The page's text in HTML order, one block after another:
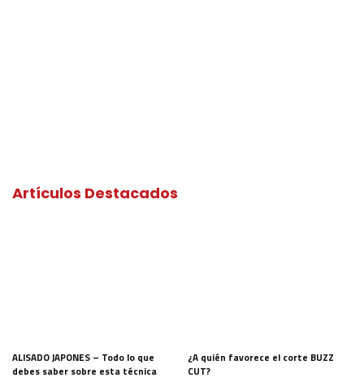
Artículos Destacados
ALISADO JAPONES – Todo lo que
debes saber sobre esta técnica
¿A quién favorece el corte BUZZ
CUT?